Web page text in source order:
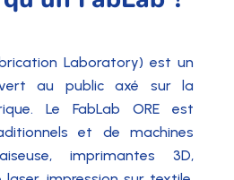
Laboratory) est un
au public axé sur la
Le FabLab ORE est
et de machines